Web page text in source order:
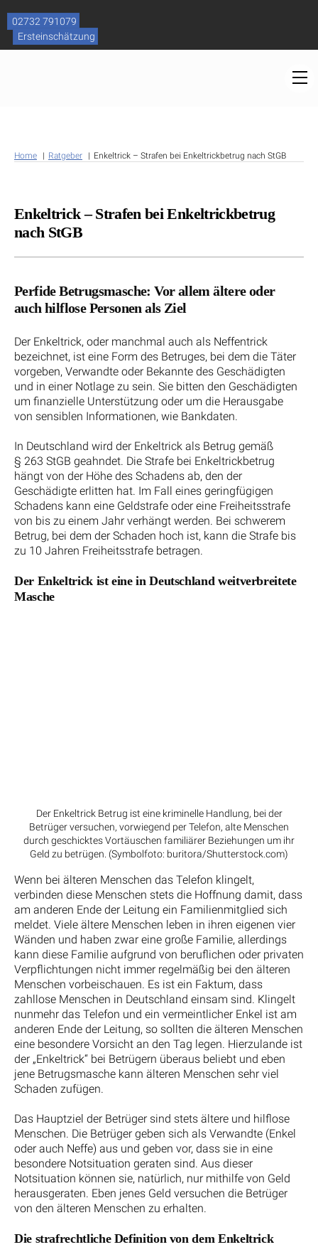
content
02732 791079
Ersteinschätzung
Home Ratgeber Enkeltrick – Strafen bei Enkeltrickbetrug nach StGB
Enkeltrick – Strafen bei Enkeltrickbetrug
nach StGB
Perfide Betrugsmasche: Vor allem ältere oder
auch hilflose Personen als Ziel
Der Enkeltrick, oder manchmal auch als Neffentrick
bezeichnet, ist eine Form des Betruges, bei dem die Täter
vorgeben, Verwandte oder Bekannte des Geschädigten
und in einer Notlage zu sein. Sie bitten den Geschädigten
um finanzielle Unterstützung oder um die Herausgabe
von sensiblen Informationen, wie Bankdaten.
In Deutschland wird der Enkeltrick als Betrug gemäß
§ 263 StGB geahndet. Die Strafe bei Enkeltrickbetrug
hängt von der Höhe des Schadens ab, den der
Geschädigte erlitten hat. Im Fall eines geringfügigen
Schadens kann eine Geldstrafe oder eine Freiheitsstrafe
von bis zu einem Jahr verhängt werden. Bei schwerem
Betrug, bei dem der Schaden hoch ist, kann die Strafe bis
zu 10 Jahren Freiheitsstrafe betragen.
Der Enkeltrick ist eine in Deutschland weitverbreitete
Masche
Der Enkeltrick Betrug ist eine kriminelle Handlung, bei der
Betrüger versuchen, vorwiegend per Telefon, alte Menschen
durch geschicktes Vortäuschen familiärer Beziehungen um ihr
Geld zu betrügen. (Symbolfoto: buritora/Shutterstock.com)
Wenn bei älteren Menschen das Telefon klingelt,
verbinden diese Menschen stets die Hoffnung damit, dass
am anderen Ende der Leitung ein Familienmitglied sich
meldet. Viele ältere Menschen leben in ihren eigenen vier
Wänden und haben zwar eine große Familie, allerdings
kann diese Familie aufgrund von beruflichen oder privaten
Verpflichtungen nicht immer regelmäßig bei den älteren
Menschen vorbeischauen. Es ist ein Faktum, dass
zahllose Menschen in Deutschland einsam sind. Klingelt
nunmehr das Telefon und ein vermeintlicher Enkel ist am
anderen Ende der Leitung, so sollten die älteren Menschen
eine besondere Vorsicht an den Tag legen. Hierzulande ist
der „Enkeltrick“ bei Betrügern überaus beliebt und eben
jene Betrugsmasche kann älteren Menschen sehr viel
Schaden zufügen.
Das Hauptziel der Betrüger sind stets ältere und hilflose
Menschen. Die Betrüger geben sich als Verwandte (Enkel
oder auch Neffe) aus und geben vor, dass sie in eine
besondere Notsituation geraten sind. Aus dieser
Notsituation können sie, natürlich, nur mithilfe von Geld
herausgeraten. Eben jenes Geld versuchen die Betrüger
von den älteren Menschen zu erhalten.
Die strafrechtliche Definition von dem Enkeltrick